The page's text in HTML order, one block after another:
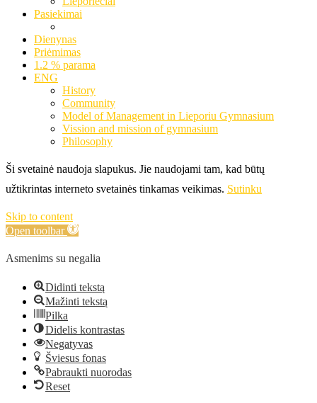
Pasiekimai
Dienynas
Priėmimas
1.2 % parama
ENG
History
Community
Model of Management in Lieporiu Gymnasium
Vission and mission of gymnasium
Philosophy
Ši svetainė naudoja slapukus. Jie naudojami tam, kad būtų
užtikrintas interneto svetainės tinkamas veikimas. Sutinku
Skip to content
Open toolbar
Asmenims su negalia
Didinti tekstą
Mažinti tekstą
Pilka
Didelis kontrastas
Negatyvas
Šviesus fonas
Pabraukti nuorodas
Reset